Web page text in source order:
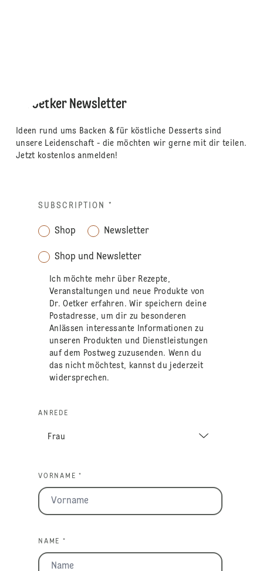
Dr. Oetker Newsletter
Ideen rund ums Backen & für köstliche Desserts sind
unsere Leidenschaft - die möchten wir gerne mit dir teilen.
Jetzt kostenlos anmelden!
SUBSCRIPTION *
Shop Newsletter
Shop und Newsletter
Ich möchte mehr über Rezepte,
Veranstaltungen und neue Produkte von
Dr. Oetker erfahren. Wir speichern deine
Postadresse, um dir zu besonderen
Anlässen interessante Informationen zu
unseren Produkten und Dienstleistungen
auf dem Postweg zuzusenden. Wenn du
das nicht möchtest, kannst du jederzeit
widersprechen.
ANREDE
VORNAME *
NAME *